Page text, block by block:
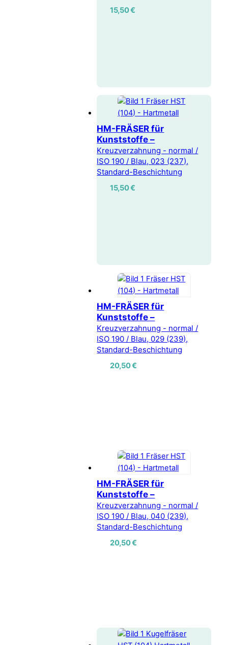
15,50€
HM-FRÄSER für
Kunststoffe –
Kreuzverzahnung - normal /
ISO 190 / Blau, 023 (237),
Standard-Beschichtung
15,50€
HM-FRÄSER für
Kunststoffe –
Kreuzverzahnung - normal /
ISO 190 / Blau, 029 (239),
Standard-Beschichtung
20,50€
HM-FRÄSER für
Kunststoffe –
Kreuzverzahnung - normal /
ISO 190 / Blau, 040 (239),
Standard-Beschichtung
20,50€